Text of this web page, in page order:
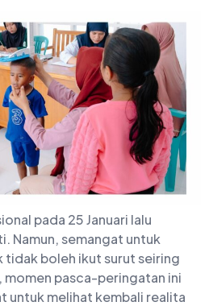
pada 25 Januari lalu
Namun, semangat untuk
tidak boleh ikut surut seiring
momen pasca-peringatan ini
untuk melihat kembali realita